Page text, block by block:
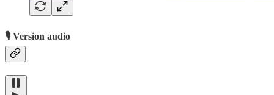
🎙️ Version audio